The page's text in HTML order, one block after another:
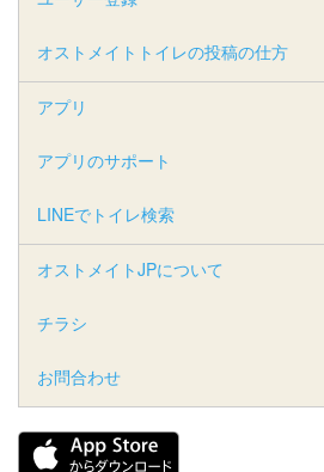
オストメイトトイレの投稿の仕方
アプリ
アプリのサポート
LINEでトイレ検索
オストメイトJPについて
チラシ
お問合わせ